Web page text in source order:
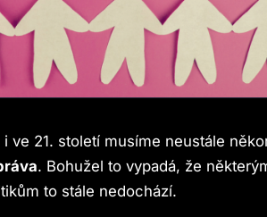
ve 21. století musíme neustále
. Bohužel to vypadá, že
to stále nedochází.